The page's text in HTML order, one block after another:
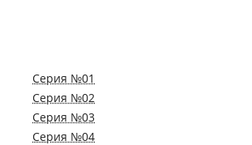
Серия №01
Серия №02
Серия №03
Серия №04